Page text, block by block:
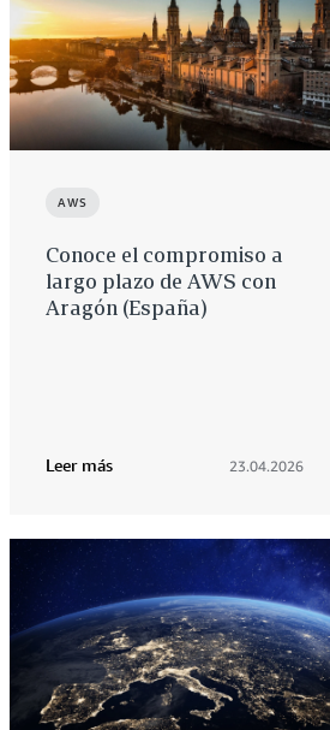
AWS
Conoce el compromiso a
largo plazo de AWS con
Aragón (España)
Leer más 23.04.2026